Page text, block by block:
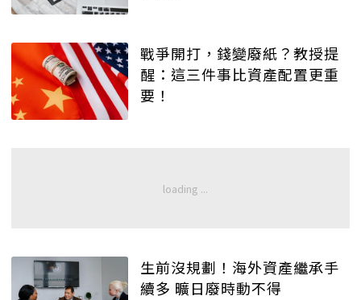
戰爭開打，錢變廢紙？教授提
醒：這三件事比資產配置更重
要！
生前沒規劃！海外資產繼承手
續多 曠日廢時動不得